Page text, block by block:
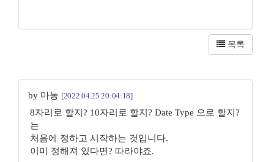
목록
by 마농 [2022.04.25 20:04:18]
8자리로 할지? 10자리로 할지? Date Type 으로 할지?
는
처음에 정하고 시작하는 것입니다.
이미 정해져 있다면? 따라야죠.